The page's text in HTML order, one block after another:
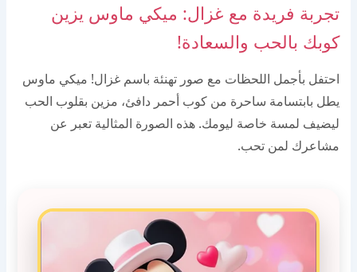
تجربة فريدة مع غزال: ميكي ماوس يزين
كوبك بالحب والسعادة!
احتفل بأجمل اللحظات مع صور تهنئة باسم غزال! ميكي ماوس
يطل بابتسامة ساحرة من كوب أحمر دافئ، مزين بقلوب الحب
ليضيف لمسة خاصة ليومك. هذه الصورة المثالية تعبر عن
مشاعرك لمن تحب.